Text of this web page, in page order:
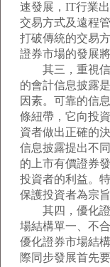
速發展，IT行業
交易方式及遠程
打破傳統的交易
證券市場的發展
其三，重視信
的會計信息披露
因素。可靠的信
條紐帶，它向投
資者做出正確的
信息披露提出不
的上市有價證券
投資者的利益。
保護投資者為宗
其四，優化證
場結構單一、不
優化證券市場結
際同步發展首先